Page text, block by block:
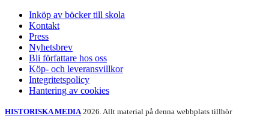
Inköp av böcker till skola
Kontakt
Press
Nyhetsbrev
Bli författare hos oss
Köp- och leveransvillkor
Integritetspolicy
Hantering av cookies
HISTORISKA MEDIA 2026. Allt material på denna webbplats tillhör